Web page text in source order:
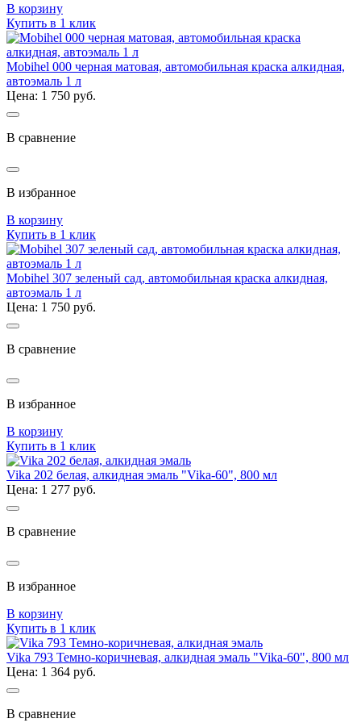
В корзину
Купить в 1 клик
Mobihel 000 черная матовая, автомобильная краска алкидная,
автоэмаль 1 л
Цена: 1 750 руб.
В сравнение
В избранное
В корзину
Купить в 1 клик
Mobihel 307 зеленый сад, автомобильная краска алкидная,
автоэмаль 1 л
Цена: 1 750 руб.
В сравнение
В избранное
В корзину
Купить в 1 клик
Vika 202 белая, алкидная эмаль "Vika-60", 800 мл
Цена: 1 277 руб.
В сравнение
В избранное
В корзину
Купить в 1 клик
Vika 793 Темно-коричневая, алкидная эмаль "Vika-60", 800 мл
Цена: 1 364 руб.
В сравнение